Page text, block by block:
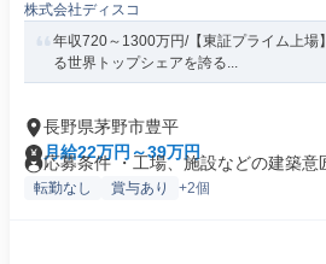
株式会社ディスコ
年収720～1300万円/【東証プライム上場
る世界トップシェアを誇る...
長野県茅野市豊平
月給22万円～39万円
応募条件 ・工場、施設などの建築
転勤なし 賞与あり +2個